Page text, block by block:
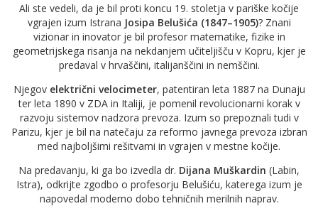
Ali ste vedeli, da je bil proti koncu 19. stoletja v pariške kočije
vgrajen izum Istrana Josipa Belušića (1847–1905)? Znani
vizionar in inovator je bil profesor matematike, fizike in
geometrijskega risanja na nekdanjem učiteljišču v Kopru, kjer je
predaval v hrvaščini, italijanščini in nemščini.
Njegov električni velocimeter, patentiran leta 1887 na Dunaju
ter leta 1890 v ZDA in Italiji, je pomenil revolucionarni korak v
razvoju sistemov nadzora prevoza. Izum so prepoznali tudi v
Parizu, kjer je bil na natečaju za reformo javnega prevoza izbran
med najboljšimi rešitvami in vgrajen v mestne kočije.
Na predavanju, ki ga bo izvedla dr. Dijana Muškardin (Labin,
Istra), odkrijte zgodbo o profesorju Belušiću, katerega izum je
napovedal moderno dobo tehničnih merilnih naprav.